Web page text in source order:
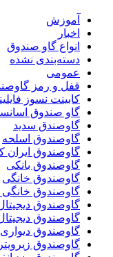
آموزش
اخبار
انواع گاو صندوق
دسته‌بندی نشده
عمومی
قفل و رمز
کابینت نسوز
گاو صندوق
گاوصندق سدید
گاوصندوق اسلحه
گاوصندوق ایران
گاوصندوق بانکی
گاوصندوق خانگی
گاوصندوق خانگی
گاوصندوق
گاوصندوق
گاوصندوق دیواری
گاوصندوق